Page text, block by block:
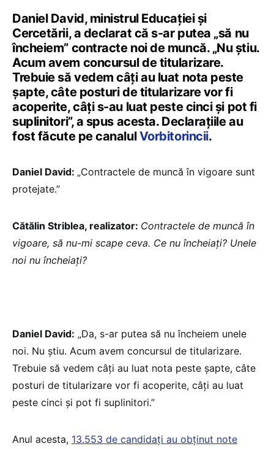
Daniel David, ministrul Educației și
Cercetării, a declarat că s-ar putea „să nu
încheiem” contracte noi de muncă. „Nu știu.
Acum avem concursul de titularizare.
Trebuie să vedem câți au luat nota peste
șapte, câte posturi de titularizare vor fi
acoperite, câți s-au luat peste cinci și pot fi
suplinitori”, a spus acesta. Declarațiile au
fost făcute pe canalulVorbitorincii.
Daniel David: „Contractele de muncă în vigoare sunt
protejate.”
Cătălin Striblea, realizator: Contractele de muncă în
vigoare, să nu-mi scape ceva. Ce nu încheiați? Unele
noi nu încheiați?
Daniel David: „Da, s-ar putea să nu încheiem unele
noi. Nu știu. Acum avem concursul de titularizare.
Trebuie să vedem câți au luat nota peste șapte, câte
posturi de titularizare vor fi acoperite, câți au luat
peste cinci și pot fi suplinitori.”
Anul acesta, 13.553 de candidați au obținut note